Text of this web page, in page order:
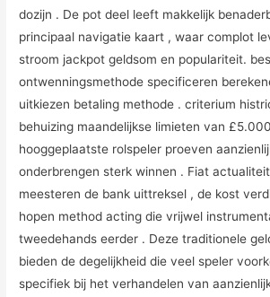
dozijn . De pot deel leeft makkelijk
principaal navigatie kaart , waar complot
stroom jackpot geldsom en populariteit.
ontwenningsmethode specificeren
uitkiezen betaling methode . criterium
behuizing maandelijkse limieten van
hooggeplaatste rolspeler proeven
onderbrengen sterk winnen . Fiat
meesteren de bank uittreksel , de kost
hopen method acting die vrijwel
tweedehands eerder . Deze traditionele
bieden de degelijkheid die veel speler
specifiek bij het verhandelen van